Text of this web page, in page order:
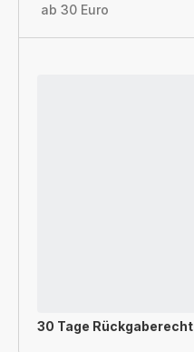
ab 30 Euro
30 Tage Rückgaberecht